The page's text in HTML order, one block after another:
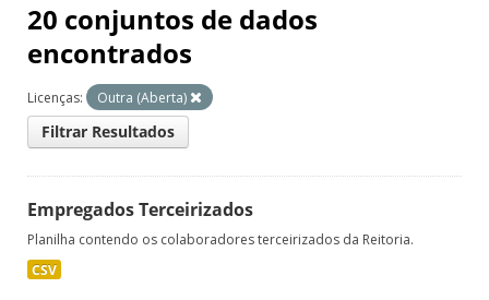
20 conjuntos de dados
encontrados
Licenças: Outra (Aberta)
Filtrar Resultados
Empregados Terceirizados
Planilha contendo os colaboradores terceirizados da Reitoria.
CSV